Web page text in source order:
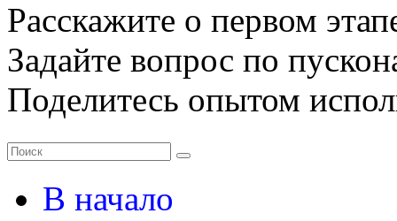
Расскажите о первом
Задайте вопрос по
Поделитесь опытом
В начало